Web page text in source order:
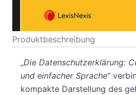
Autor:innenbeschreibung
Produktbeschreibung
„Die Datenschutzerklärung:
und einfacher Sprache“
kompakte Darstellung des